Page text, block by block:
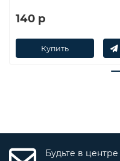
140 р
Купить
Будьте в